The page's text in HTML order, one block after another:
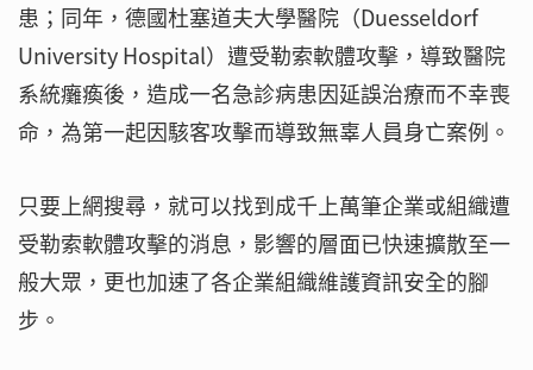
患；同年，德國杜塞道夫大學醫院（Duesseldorf
University Hospital）遭受勒索軟體攻擊，導致醫院
系統癱瘓後，造成一名急診病患因延誤治療而不幸喪
命，為第一起因駭客攻擊而導致無辜人員身亡案例。
只要上網搜尋，就可以找到成千上萬筆企業或組織遭
受勒索軟體攻擊的消息，影響的層面已快速擴散至一
般大眾，更也加速了各企業組織維護資訊安全的腳
步。